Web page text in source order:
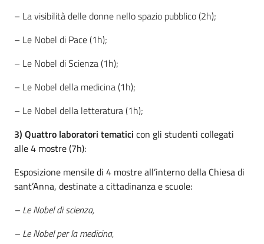
– La visibilità delle donne nello spazio pubblico (2h);
– Le Nobel di Pace (1h);
– Le Nobel di Scienza (1h);
– Le Nobel della medicina (1h);
– Le Nobel della letteratura (1h);
3) Quattro laboratori tematici con gli studenti collegati
alle 4 mostre (7h):
Esposizione mensile di 4 mostre all’interno della Chiesa di
sant’Anna, destinate a cittadinanza e scuole:
– Le Nobel di scienza,
– Le Nobel per la medicina,